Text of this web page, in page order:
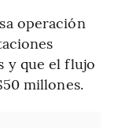
operación
y que el flujo
millones.